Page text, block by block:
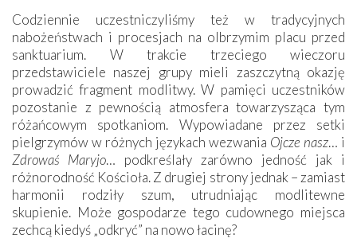
Codziennie uczestniczyliśmy też w tradycyjnych
nabożeństwach i procesjach na olbrzymim placu przed
sanktuarium. W trakcie trzeciego wieczoru
przedstawiciele naszej grupy mieli zaszczytną okazję
prowadzić fragment modlitwy. W pamięci uczestników
pozostanie z pewnością atmosfera towarzysząca tym
różańcowym spotkaniom. Wypowiadane przez setki
pielgrzymów w różnych językach wezwania Ojcze nasz… i
Zdrowaś Maryjo… podkreślały zarówno jedność jak i
różnorodność Kościoła. Z drugiej strony jednak – zamiast
harmonii rodziły szum, utrudniając modlitewne
skupienie. Może gospodarze tego cudownego miejsca
zechcą kiedyś „odkryć” na nowo łacinę?